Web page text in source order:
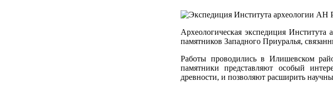
Археологическая экспедиция
памятников Западного Приуралья,
Работы проводились в Илишевском
памятники представляют особый
древности, и позволяют расширить